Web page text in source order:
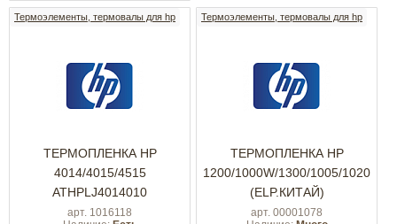
Термоэлементы, термовалы для hp
ТЕРМОПЛЕНКА НР
4014/4015/4515
ATHPLJ4014010
арт. 1016118
Термоэлементы, термовалы для hp
ТЕРМОПЛЕНКА НР
1200/1000W/1300/1005/1020
(ELP.КИТАЙ)
арт. 00001078